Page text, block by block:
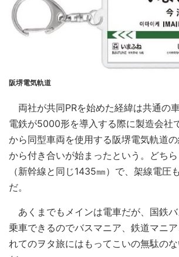
阪堺電気軌道
両社が共同PRを始めた経緯は共通の
電鉄が5000形を導入する際に製造会社
から同型車両を使用する阪堺電気軌道
から付き合いが始まったという。どち
（新幹線と同じ1435㎜）で、架線電圧
だ。
あくまでもメインは電車だが、国鉄
乗車できるのでバスマニア、鉄道マニ
れてのヲタ旅にはもってこいの無駄の